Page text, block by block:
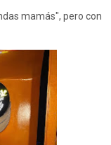
mamás", pero con